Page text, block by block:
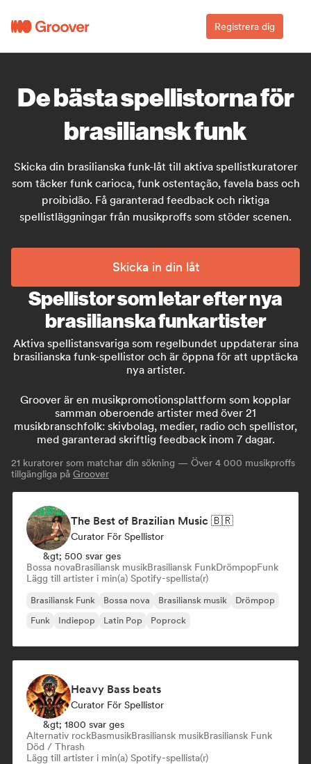
Registrera dig
De bästa spellistorna för
brasiliansk funk
Skicka din brasilianska funk-låt till aktiva spellistkuratorer
som täcker funk carioca, funk ostentação, favela bass och
proibidão. Få garanterad feedback och riktiga
spellistläggningar från musikproffs som stöder scenen.
Skicka in din låt
Spellistor som letar efter nya
brasilianska funkartister
Aktiva spellistansvariga som regelbundet uppdaterar sina
brasilianska funk-spellistor och är öppna för att upptäcka
nya artister.
Groover är en musikpromotionsplattform som kopplar
samman oberoende artister med över 21
musikbranschfolk: skivbolag, medier, radio och spellistor,
med garanterad skriftlig feedback inom 7 dagar.
21 kuratorer som matchar din sökning — Över 4 000 musikproffs
tillgängliga på Groover
The Best of Brazilian Music 🇧🇷
Curator För Spellistor
&gt; 500 svar ges
Bossa novaBrasiliansk musikBrasiliansk FunkDrömpopFunk
Lägg till artister i min(a) Spotify-spellista(r)
Brasiliansk Funk Bossa nova Brasiliansk musik
Drömpop
Funk
Indiepop Latin Pop Poprock
Heavy Bass beats
Curator För Spellistor
&gt; 1800 svar ges
Alternativ rockBasmusikBrasiliansk musikBrasiliansk Funk
Död / Thrash
Lägg till artister i min(a) Spotify-spellista(r)